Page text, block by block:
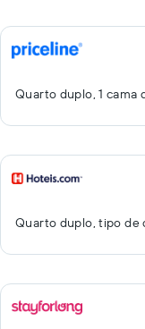
Quarto duplo, 1 cama
Quarto duplo, tipo de